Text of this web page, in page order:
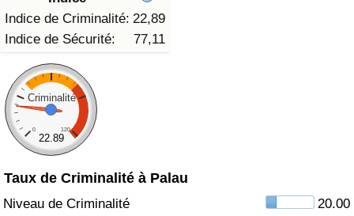
Indice de Criminalité: 22,89
Indice de Sécurité:
77,11
Criminalité
0 120
22.89
Taux de Criminalité à Palau
Niveau de Criminalité
20.00
Indice du Coût de la Vie
Indice du coût de la vie par pays
à Akaba
Indice des Prix de l'immobilier
Indice des Prix de l'immobilier par Pays
Indice de Qualité de Vie (Actuel)
Indice de qualité de vie par pays
Criminalité
Indice de Criminalité (Actuel)